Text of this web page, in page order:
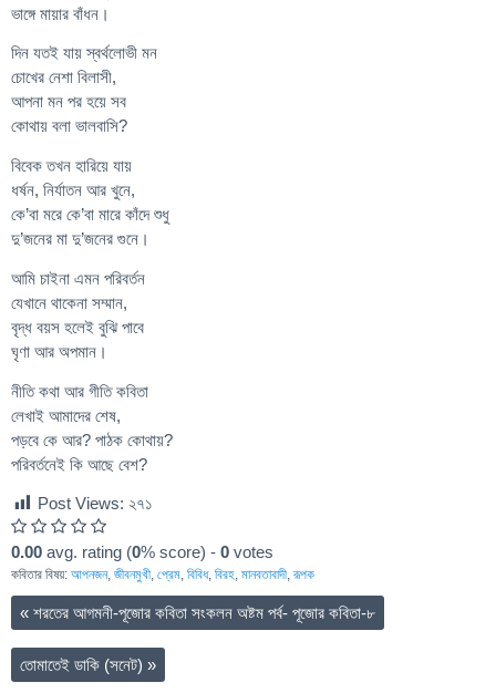
ভাঙ্গে মায়ার বাঁধন।
দিন যতই যায় স্বর্থলোভী মন
চোখের নেশা বিলাসী,
আপনা মন পর হয়ে সব
কোথায় বলা ভালবাসি?
বিবেক তখন হারিয়ে যায়
ধর্ষন, নির্যাতন আর খুনে,
কে’বা মরে কে’বা মারে কাঁদে শুধু
দু’জনের মা দু’জনের গুনে।
আমি চাইনা এমন পরিবর্তন
যেখানে থাকেনা সম্মান,
বৃদ্ধ বয়স হলেই বুঝি পাবে
ঘৃণা আর অপমান।
নীতি কথা আর গীতি কবিতা
লেখাই আমাদের শেষ,
পড়বে কে আর? পাঠক কোথায়?
পরিবর্তনেই কি আছে বেশ?
Post Views: ২৭১
0.00 avg. rating (0% score) - 0 votes
কবিতার বিষয়: আপনজন, জীবনমুখী, প্রেম, বিবিধ, বিরহ, মানবতাবাদী,রূপক
« শরতের আগমনী-পূজোর কবিতা সংকলন অষ্টম পর্ব- পূজোর কবিতা-৮
তোমাতেই ডাকি (সনেট) »